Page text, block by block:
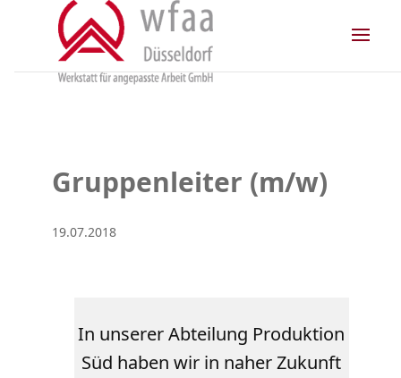
content
Gruppenleiter (m/w)
19.07.2018
In unserer Abteilung Produktion
Süd haben wir in naher Zukunft